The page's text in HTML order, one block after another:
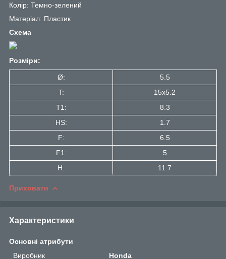
Колір: Темно-зелений
Матеріал: Пластик
Схема
Розміри:
Ø:
5.5
T:
15x5.2
T1:
8.3
HS:
1.7
F:
6.5
F1:
5
H:
11.7
Приховати
Характеристики
Основні атрибути
Виробник
Honda